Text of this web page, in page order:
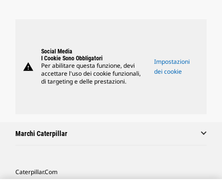
warning
Social Media
I Cookie Sono Obbligatori
Per abilitare questa funzione, devi
accettare l'uso dei cookie funzionali,
di targeting e delle prestazioni.
Impostazioni
dei cookie
Marchi Caterpillar
Caterpillar.com